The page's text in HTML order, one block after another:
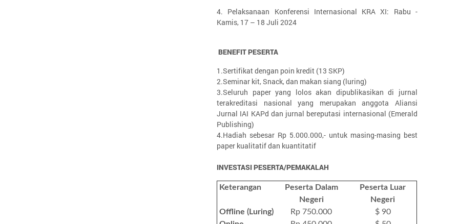
4. Pelaksanaan Konferensi Internasional KRA XI: Rabu -
Kamis, 17 – 18 Juli 2024
BENEFIT PESERTA
1.Sertifikat dengan poin kredit (13 SKP)
2.Seminar kit, Snack, dan makan siang (luring)
3.Seluruh paper yang lolos akan dipublikasikan di jurnal
terakreditasi nasional yang merupakan anggota Aliansi
Jurnal IAI KAPd dan jurnal bereputasi internasional (Emerald
Publishing)
4.Hadiah sebesar Rp 5.000.000,- untuk masing-masing best
paper kualitatif dan kuantitatif
INVESTASI PESERTA/PEMAKALAH
Keterangan
Peserta Dalam
Negeri
Peserta Luar
Negeri
Offline (Luring)
Rp 750.000
$ 90